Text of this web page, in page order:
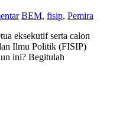
BEM, fisip, Pemira
eksekutif serta calon
Ilmu Politik (FISIP)
ini? Begitulah